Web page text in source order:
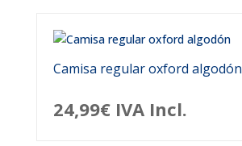
Camisa regular oxford algodón
24,99€ IVA Incl.